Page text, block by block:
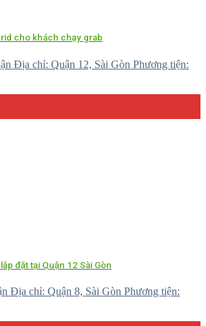
cho khách chạy grab
Địa chỉ: Quận 12, Sài Gòn Phương tiện:
đặt tại Quận 12 Sài Gòn
Địa chỉ: Quận 8, Sài Gòn Phương tiện: